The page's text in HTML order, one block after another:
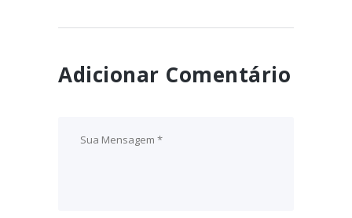
Adicionar Comentário